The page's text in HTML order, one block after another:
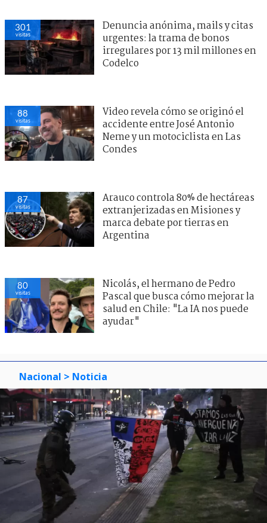
301
visitas
Denuncia anónima, mails y citas
urgentes: la trama de bonos
irregulares por 13 mil millones en
Codelco
88
visitas
Video revela cómo se originó el
accidente entre José Antonio
Neme y un motociclista en Las
Condes
87
visitas
Arauco controla 80% de hectáreas
extranjerizadas en Misiones y
marca debate por tierras en
Argentina
80
visitas
Nicolás, el hermano de Pedro
Pascal que busca cómo mejorar la
salud en Chile: "La IA nos puede
ayudar"
Nacional > Noticia